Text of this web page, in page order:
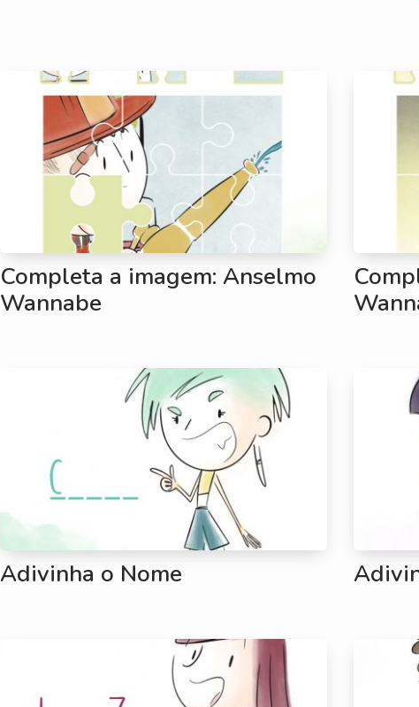
Completa a imagem: Anselmo
Wannabe
Adivinha o Nome